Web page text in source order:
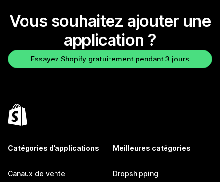
Vous souhaitez ajouter une
application ?
Essayez Shopify gratuitement pendant 3 jours
Catégories d’applications
Canaux de vente
Meilleures catégories
Dropshipping